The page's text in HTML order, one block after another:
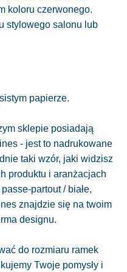
koloru czerwonego.
stylowego salonu lub
papierze.
sklepie posiadają
- jest to nadrukowane
taki wzór, jaki widzisz
produktu i aranżacjach
partout / białe,
znajdzie się na twoim
designu.
do rozmiaru ramek
Twoje pomysły i